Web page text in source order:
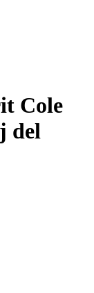
Cole
del